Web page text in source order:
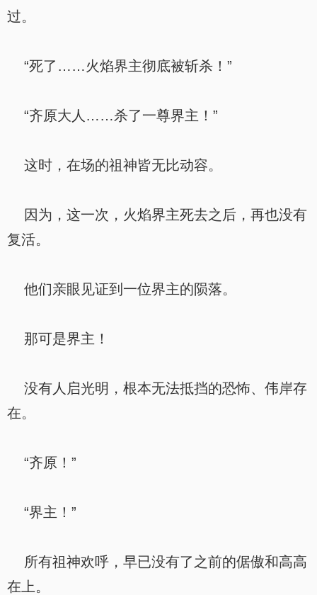
过。
“死了……火焰界主彻底被斩杀！”
“齐原大人……杀了一尊界主！”
这时，在场的祖神皆无比动容。
因为，这一次，火焰界主死去之后，再也没有
复活。
他们亲眼见证到一位界主的陨落。
那可是界主！
没有人启光明，根本无法抵挡的恐怖、伟岸存
在。
“齐原！”
“界主！”
所有祖神欢呼，早已没有了之前的倨傲和高高
在上。